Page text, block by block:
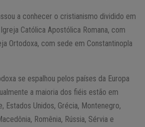
a conhecer o cristianismo dividido em
Católica Apostólica Romana, com
Ortodoxa, com sede em Constantinopla
se espalhou pelos países da Europa
a maioria dos fiéis estão em
Estados Unidos, Grécia, Montenegro,
Romênia, Rússia, Sérvia e